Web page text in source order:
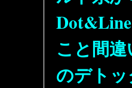
こと間
のデト